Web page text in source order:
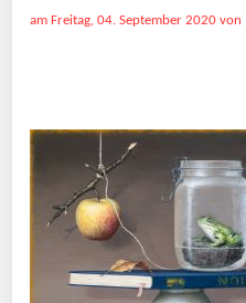
am Freitag, 04. September 2020